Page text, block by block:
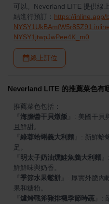
可以。Neverland LITE 提供線
結進行預訂： https://inline.app/
NYSY1jtwpJwPee4K_m0
線上訂位
Neverland LITE 的推薦菜色有
海膽醬干貝燉飯
: 美國干貝
綠蓉蛤蜊義大利麵
: 新鮮蛤
明太子奶油燻鮭魚義大利麵
季節水果鬆餅
: 厚實外脆內
爐烤戰斧豬排襯季節時蔬
: